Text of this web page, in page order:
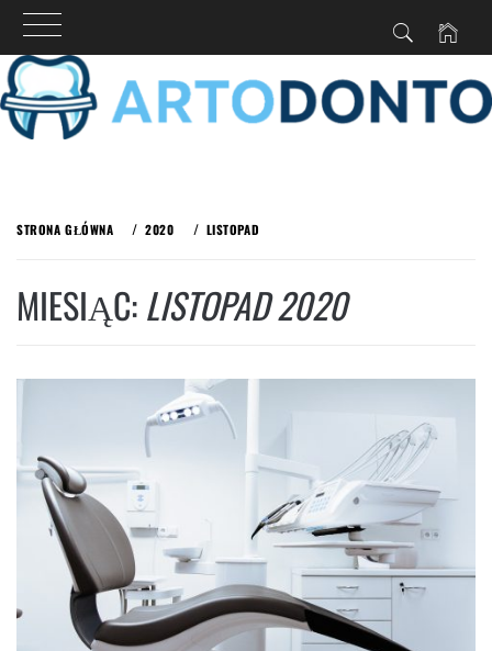
treści
STRONA GŁÓWNA 2020 LISTOPAD
MIESIĄC:LISTOPAD 2020